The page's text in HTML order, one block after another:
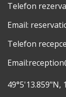
Telefon
Email:
Telefon
49°5'13.859"N,